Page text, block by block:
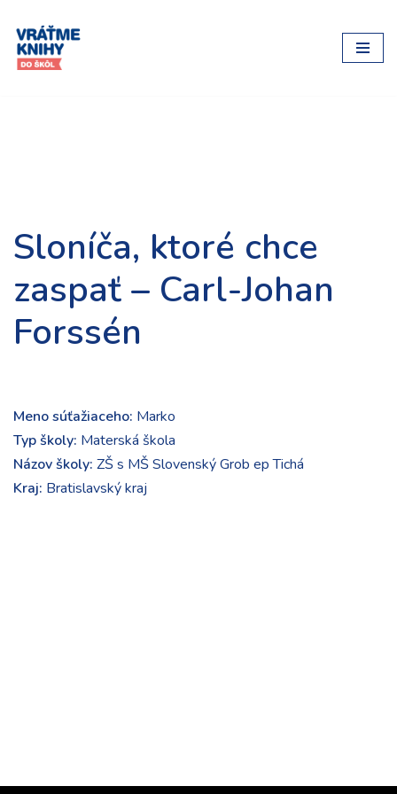
Preskočiť
na
Sloníča, ktoré chce
zaspať – Carl-Johan
Forssén
Meno súťažiaceho: Marko
Typ školy: Materská škola
Názov školy: ZŠ s MŠ Slovenský Grob ep Tichá
Kraj: Bratislavský kraj